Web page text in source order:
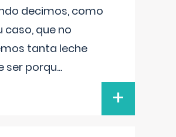
decimos, como
caso, que no
tanta leche
ser porqu...
+